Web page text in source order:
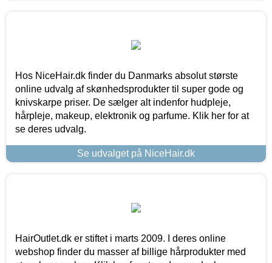
Hos NiceHair.dk finder du Danmarks absolut største
online udvalg af skønhedsprodukter til super gode og
knivskarpe priser. De sælger alt indenfor hudpleje,
hårpleje, makeup, elektronik og parfume. Klik her for at
se deres udvalg.
Se udvalget på NiceHair.dk
HairOutlet.dk er stiftet i marts 2009. I deres online
webshop finder du masser af billige hårprodukter med